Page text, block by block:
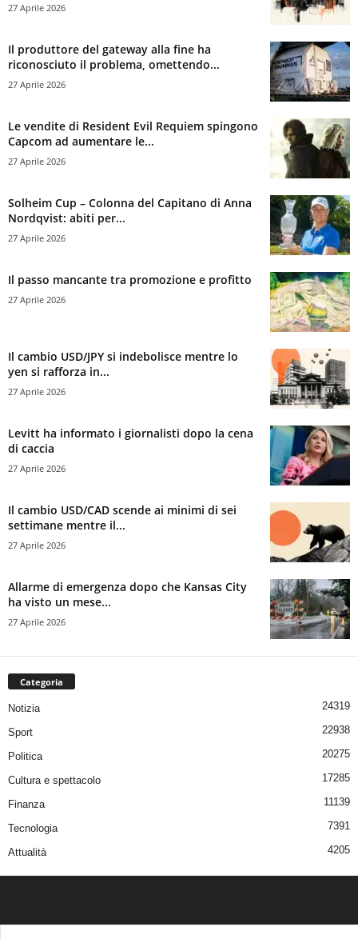
27 Aprile 2026
Il produttore del gateway alla fine ha
riconosciuto il problema, omettendo...
27 Aprile 2026
Le vendite di Resident Evil Requiem spingono
Capcom ad aumentare le...
27 Aprile 2026
Solheim Cup – Colonna del Capitano di Anna
Nordqvist: abiti per...
27 Aprile 2026
Il passo mancante tra promozione e profitto
27 Aprile 2026
Il cambio USD/JPY si indebolisce mentre lo
yen si rafforza in...
27 Aprile 2026
Levitt ha informato i giornalisti dopo la cena
di caccia
27 Aprile 2026
Il cambio USD/CAD scende ai minimi di sei
settimane mentre il...
27 Aprile 2026
Allarme di emergenza dopo che Kansas City
ha visto un mese...
27 Aprile 2026
Categoria
Notizia 24319
Sport 22938
Politica 20275
Cultura e spettacolo 17285
Finanza 11139
Tecnologia 7391
Attualità 4205